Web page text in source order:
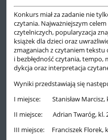
Konkurs miał za zadanie nie
czytania. Najważniejszym
czytelniczych, popularyzacja
książek dla dzieci oraz
zmaganiach z czytaniem tekstu
i bezbłędność czytania, tempo,
dykcja oraz interpretacja
Wyniki przedstawiają się
I miejsce: Stanisław Marcisz,
II miejsce: Adrian Twaróg, kl.
III miejsce: Franciszek Florek,